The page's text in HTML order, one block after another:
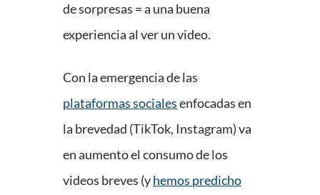
de sorpresas = a una buena
experiencia al ver un video.
Con la emergencia de las
plataformas socialesenfocadas en
la brevedad (TikTok, Instagram) va
en aumento el consumo de los
videos breves (yhemos predicho